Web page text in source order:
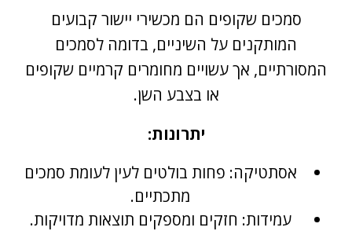
סמכים שקופים הם מכשירי יישור קבועים
המותקנים על השיניים, בדומה לסמכים
המסורתיים, אך עשויים מחומרים קרמיים שקופים
או בצבע השן.
יתרונות:
אסתטיקה: פחות בולטים לעין לעומת סמכים
מתכתיים.
עמידות: חזקים ומספקים תוצאות מדויקות.